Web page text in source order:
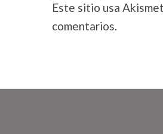
Este sitio usa
comentarios.